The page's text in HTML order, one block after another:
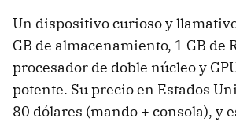
Un dispositivo curioso y
GB de almacenamiento, 1 GB de
procesador de doble núcleo y
potente. Su precio en Estados
80 dólares (mando + consola), y